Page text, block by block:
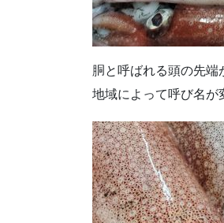
胴と呼ばれる頭の先
地域によって呼び名が